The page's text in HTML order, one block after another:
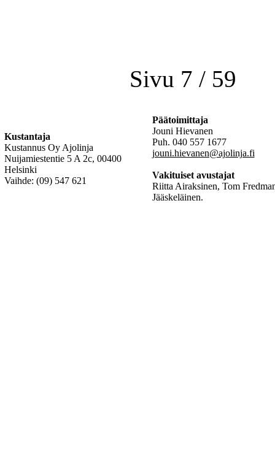
Sivu 7 / 59
Kustantaja
Kustannus Oy Ajolinja
Nuijamiestentie 5 A 2c, 00400
Helsinki
Vaihde: (09) 547 621
Päätoimittaja
Jouni Hievanen
Puh. 040 557 1677
jouni.hievanen@ajolinja.fi
Vakituiset avustajat
Riitta Airaksinen, Tom
Jääskeläinen.